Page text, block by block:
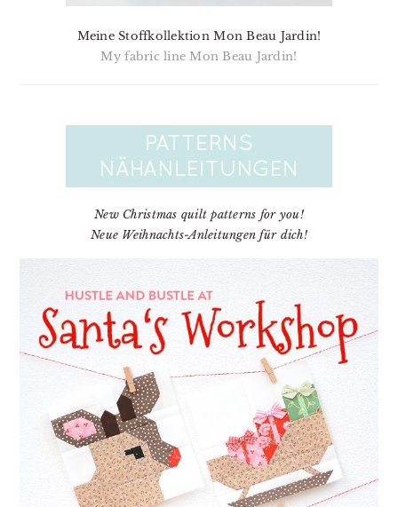
Meine Stoffkollektion Mon Beau Jardin!
My fabric line Mon Beau Jardin!
New Christmas quilt patterns for you!
Neue Weihnachts-Anleitungen für dich!